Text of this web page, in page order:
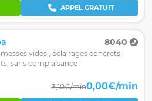
APPEL GRATUIT
8040
vides ; éclairages concrets,
sans complaisance
3,10€/min0,00€/min